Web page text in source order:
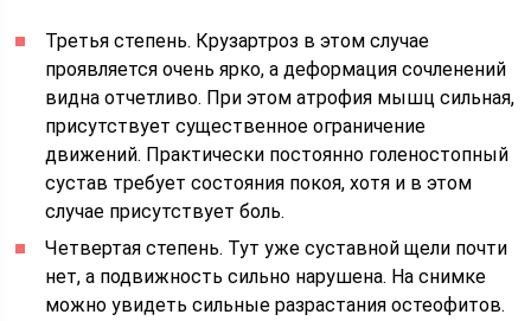
Третья степень. Крузартроз в этом случае
проявляется очень ярко, а деформация сочленений
видна отчетливо. При этом атрофия мышц сильная,
присутствует существенное ограничение
движений. Практически постоянно голеностопный
сустав требует состояния покоя, хотя и в этом
случае присутствует боль.
Четвертая степень. Тут уже суставной щели почти
нет, а подвижность сильно нарушена. На снимке
можно увидеть сильные разрастания остеофитов.